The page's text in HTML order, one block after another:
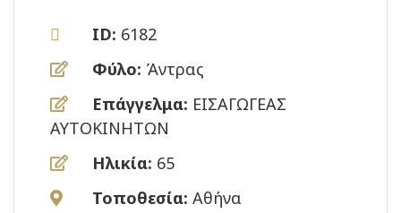
ID: 6182
Φύλο: Άντρας
Επάγγελμα: ΕΙΣΑΓΩΓΕΑΣ
ΑΥΤΟΚΙΝΗΤΩΝ
Ηλικία: 65
Τοποθεσία: Αθήνα